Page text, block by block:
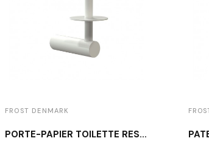
FROST DENMARK
PORTE-PAPIER TOILETTE RÉSERVE BLANC N1912-W